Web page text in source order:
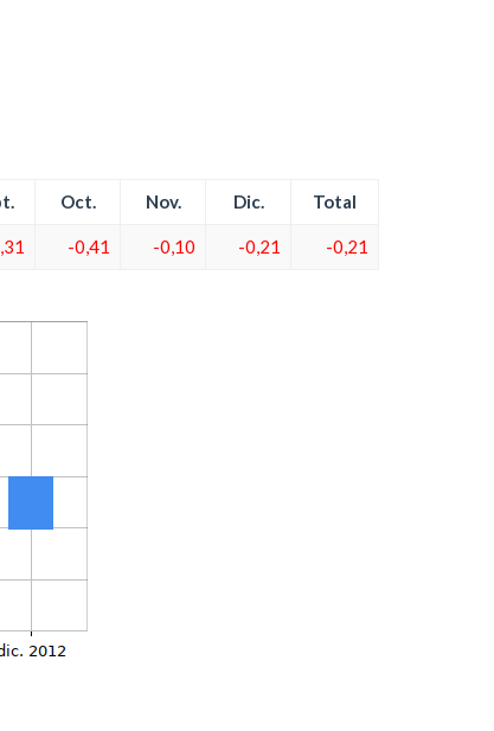
Oct. Nov. Dic. Total
-0,41 -0,10 -0,21 -0,21